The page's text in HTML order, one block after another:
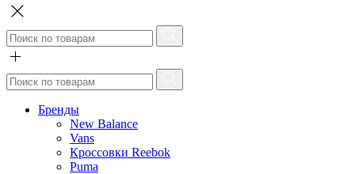
Бренды
New Balance
Vans
Кроссовки Reebok
Puma